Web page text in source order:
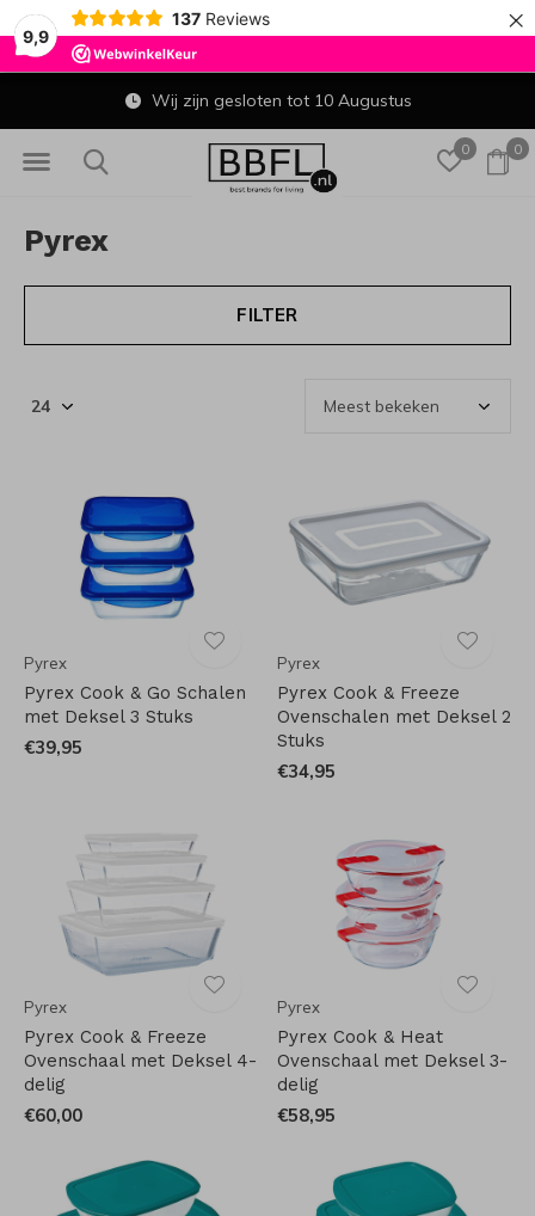
9,9
137 Reviews ×
0 0
Wij zijn gesloten tot 10 Augustus
Pyrex
FILTER
Pyrex
Pyrex Cook & Go Schalen
met Deksel 3 Stuks
€39,95
Pyrex
Pyrex Cook & Freeze
Ovenschalen met Deksel 2
Stuks
€34,95
Pyrex
Pyrex Cook & Freeze
Ovenschaal met Deksel 4-
delig
€60,00
Pyrex
Pyrex Cook & Heat
Ovenschaal met Deksel 3-
delig
€58,95